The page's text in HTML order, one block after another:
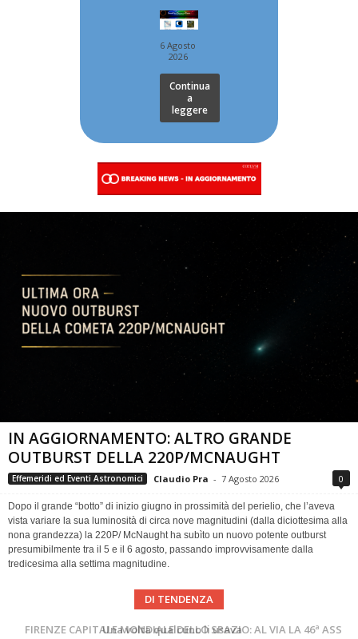
6 Agosto
2026
Continua
a
leggere
IN AGGIORNAMENTO: ALTRO GRANDE
OUTBURST DELLA 220P/MCNAUGHT
Effemeridi ed Eventi Astronomici Claudio Pra - 7 Agosto 2026 0
Dopo il grande “botto” di inizio giugno in prossimità del perielio, che l’aveva
vista variare la sua luminosità di circa nove magnitudini (dalla diciottesima alla
nona grandezza) la 220P/ McNaught ha subìto un nuovo potente outburst
presumibilmente tra il 5 e il 6 agosto, passando improvvisamente dalla
tredicesima alla settima magnitudine.
DI TENDENZA
FIRENZE CAPITALE MONDIALE DELLO SPAZIO: AL VIA LA 46ª ASSEMBLEA SCIENTIFICA DEL COSPAR
Cielo del Mese di Agosto 2026